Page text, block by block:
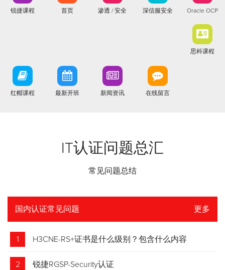
锐捷课程 首页 渗透 / 安全 深信服安全 Oracle OCP
思科课程
红帽课程 最新开班 新闻资讯 在线留言
IT认证问题总汇
常见问题总结
国内认证常见问题 更多
1 H3CNE-RS+证书是什么级别？包含什么内容
2 锐捷RGSP-Security认证